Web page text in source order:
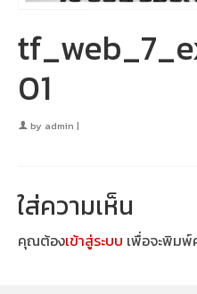
01
by admin |
ใส่ความเห็น
คุณต้องเข้าสู่ระบบ เพื่อจะพิมพ์